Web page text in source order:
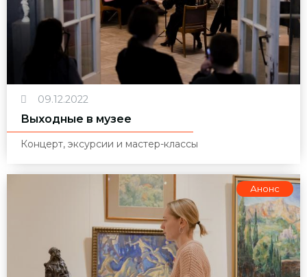
09.12.2022
Выходные в музее
Концерт, эксурсии и мастер-классы
Анонс